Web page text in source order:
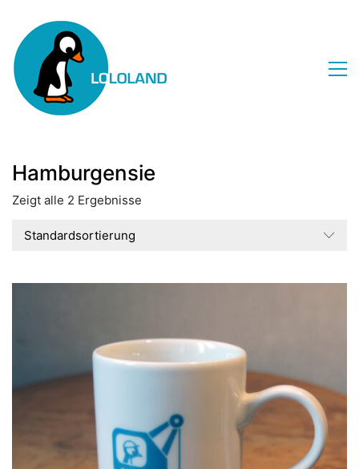
Hamburgensie
Zeigt alle 2 Ergebnisse
Standardsortierung